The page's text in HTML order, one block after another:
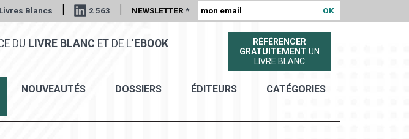
Blancs | 2 563 | NEWSLETTER *
DU LIVRE BLANC ET DE L' EBOOK
RÉFÉRENCER
GRATUITEMENT UN
LIVRE BLANC
NOUVEAUTÉS DOSSIERS ÉDITEURS CATÉGORIES